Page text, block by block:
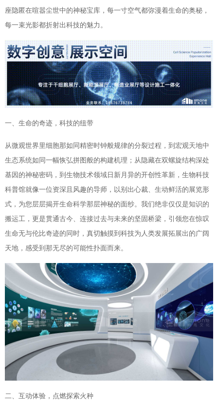
座隐匿在喧嚣尘世中的神秘宝库，每一寸空气都弥漫着生命的奥秘，
每一束光影都折射出科技的魅力。
一、生命的奇迹，科技的纽带
从微观世界里细胞那如同精密时钟般规律的分裂过程，到宏观天地中
生态系统如同一幅恢弘拼图般的构建机理；从隐藏在双螺旋结构深处
基因的神秘密码，到生物技术领域日新月异的开创性革新，生物科技
科普馆就像一位资深且风趣的导师，以别出心裁、生动鲜活的展览形
式，为您层层揭开生命科学那层神秘的面纱。我们绝非仅仅是知识的
搬运工，更是贯通古今、连接过去与未来的坚固桥梁，引领您在惊叹
生命无与伦比奇迹的同时，真切触摸到科技为人类发展拓展出的广阔
天地，感受到那无尽的可能性扑面而来。
二、互动体验，点燃探索火种